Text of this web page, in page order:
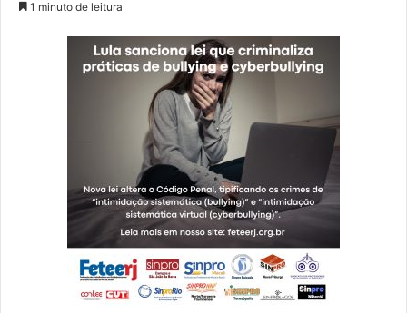
1 minuto de leitura